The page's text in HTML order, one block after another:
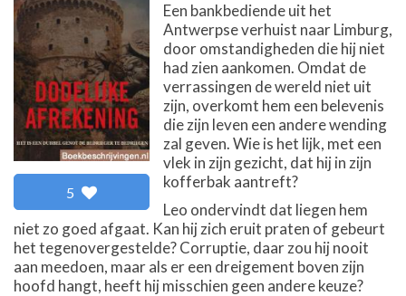
5
Een bankbediende uit het
Antwerpse verhuist naar Limburg,
door omstandigheden die hij niet
had zien aankomen. Omdat de
verrassingen de wereld niet uit
zijn, overkomt hem een belevenis
die zijn leven een andere wending
zal geven. Wie is het lijk, met een
vlek in zijn gezicht, dat hij in zijn
kofferbak aantreft?
Leo ondervindt dat liegen hem
niet zo goed afgaat. Kan hij zich eruit praten of gebeurt
het tegenovergestelde? Corruptie, daar zou hij nooit
aan meedoen, maar als er een dreigement boven zijn
hoofd hangt, heeft hij misschien geen andere keuze?